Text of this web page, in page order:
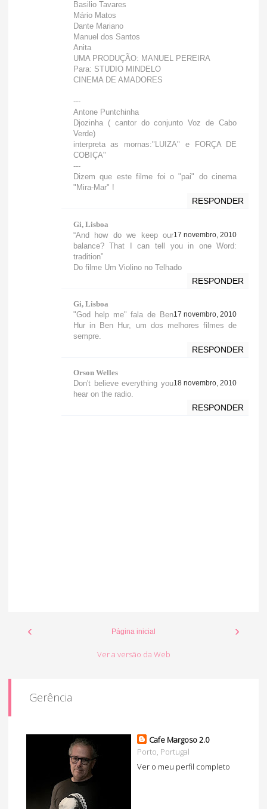
Basilio Tavares
Mário Matos
Dante Mariano
Manuel dos Santos
Anita
UMA PRODUÇÃO: MANUEL PEREIRA
Para: STUDIO MINDELO
CINEMA DE AMADORES
---
Antone Puntchinha
Djozinha ( cantor do conjunto Voz de Cabo
Verde)
interpreta as mornas:"LUIZA" e FORÇA DE
COBIÇA"
---
Dizem que este filme foi o "pai" do cinema
"Mira-Mar" !
RESPONDER
Gi, Lisboa
17 novembro, 2010
“And how do we keep our
balance? That I can tell you in one Word:
tradition”
Do filme Um Violino no Telhado
RESPONDER
Gi, Lisboa
17 novembro, 2010
"God help me" fala de Ben
Hur in Ben Hur, um dos melhores filmes de
sempre.
RESPONDER
Orson Welles
18 novembro, 2010
Don't believe everything you
hear on the radio.
RESPONDER
‹ ›
Página inicial
Ver a versão da Web
Gerência
Cafe Margoso 2.0
Porto, Portugal
Ver o meu perfil completo